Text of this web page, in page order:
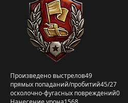
Произведено выстрелов49
прямых попаданий/пробитий45/27
осколочно-фугасных повреждений0